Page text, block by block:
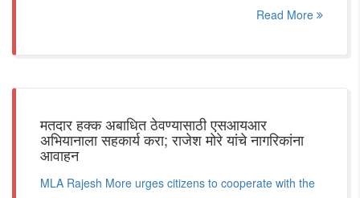
Read More
मतदार हक्क अबाधित ठेवण्यासाठी एसआयआर
अभियानाला सहकार्य करा; राजेश मोरे यांचे नागरिकांना
आवाहन
MLA Rajesh More urges citizens to cooperate with the